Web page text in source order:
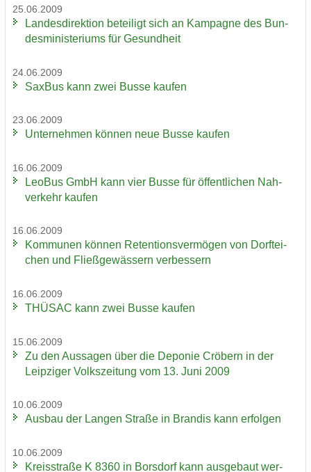
25.06.2009
Lan­des­di­rek­ti­on be­tei­ligt sich an Kam­pa­gne des Bun­
des­mi­nis­te­ri­ums für Ge­sund­heit
24.06.2009
Sax­Bus kann zwei Busse kau­fen
23.06.2009
Un­ter­neh­men kön­nen neue Busse kau­fen
16.06.2009
LeoBus GmbH kann vier Busse für öf­fent­li­chen Nah­
ver­kehr kau­fen
16.06.2009
Kom­mu­nen kön­nen Re­ten­ti­ons­ver­mö­gen von Dorf­tei­
chen und Fließ­ge­wäs­sern ver­bes­sern
16.06.2009
THÜ­SAC kann zwei Busse kau­fen
15.06.2009
Zu den Aus­sa­gen über die De­po­nie Crö­bern in der
Leip­zi­ger Volks­zei­tung vom 13. Juni 2009
10.06.2009
Aus­bau der Lan­gen Stra­ße in Bran­dis kann er­fol­gen
10.06.2009
Kreis­stra­ße K 8360 in Bors­dorf kann aus­ge­baut wer­